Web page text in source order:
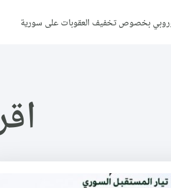
بخصوص تخفيف العقوبات على سورية